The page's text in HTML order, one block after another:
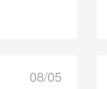
08/05